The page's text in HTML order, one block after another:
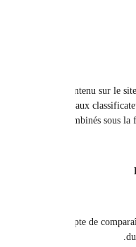
Tous les droits de
limiter, les textes,
Ces termes et conditions sont